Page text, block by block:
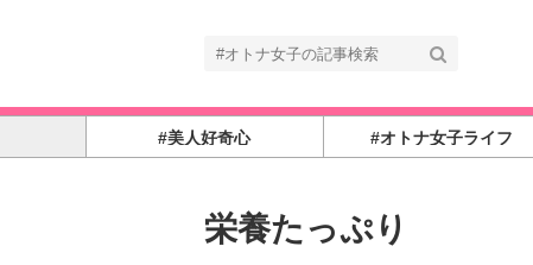
#美人好奇心 #オトナ女子ライフ
栄養たっぷり